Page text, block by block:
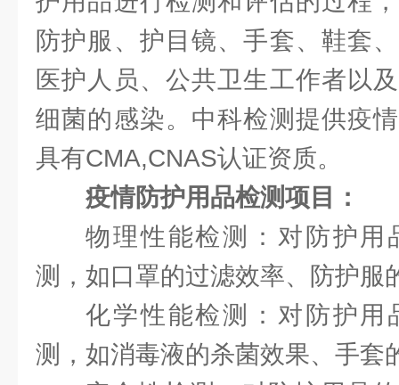
防护服、护目镜、手套、鞋套
医护人员、公共卫生工作者以
细菌的感染。中科检测提供疫
具有CMA,CNAS认证资质。
疫情防护用品检测项目：
物理性能检测：对防护用
测，如口罩的过滤效率、防护服
化学性能检测：对防护用
测，如消毒液的杀菌效果、手套